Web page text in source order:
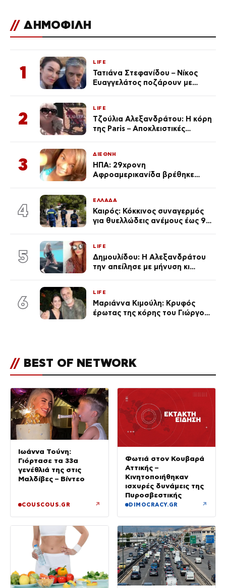
// ΔΗΜΟΦΙΛΗ
1
LIFE
Τατιάνα Στεφανίδου – Νίκος
Ευαγγελάτος ποζάρουν με
2
LIFE
Τζούλια Αλεξανδράτου: Η κόρη
της Paris – Αποκλειστικές
3
ΔΙΕΘΝΗ
ΗΠΑ: 29χρονη
Αφροαμερικανίδα βρέθηκε
4
ΕΛΛΑΔΑ
Καιρός: Κόκκινος συναγερμός
για θυελλώδεις ανέμους έως 9
5
LIFE
Δημουλίδου: Η Αλεξανδράτου
την απείλησε με μήνυση κι
ποια είσαι σοκαρίστικα»
6
LIFE
Μαριάννα Κιμούλη: Κρυφός
έρωτας της κόρης του Γιώργου,
// BEST OF NETWORK
Ιωάννα Τούνη:
Γιόρτασε τα 33α
γενέθλιά της στις
Μαλδίβες – Βίντεο
COUSCOUS.GR ↗
Φωτιά στον Κουβαρά
Αττικής –
Κινητοποιήθηκαν
ισχυρές δυνάμεις της
Πυροσβεστικής
DIMOCRACY.GR ↗